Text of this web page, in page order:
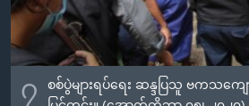
၇
စစ်ပွဲများရပ်ရေး ဆန္ဒပြသူ ဗကသကျ